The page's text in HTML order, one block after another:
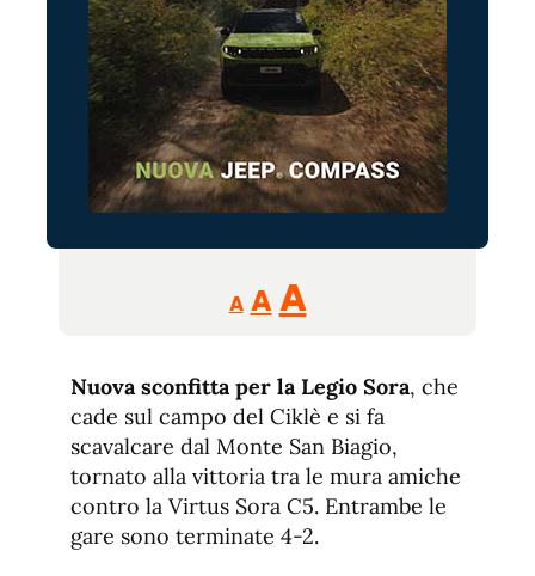
A
Reducir
tamaño
A Restablecer
tamaño
de
fuente
AAumentar
de
fuente.
Nuova sconfitta per la Legio Sora, che
cade sul campo del Ciklè e si fa
scavalcare dal Monte San Biagio,
tornato alla vittoria tra le mura amiche
contro la Virtus Sora C5. Entrambe le
gare sono terminate 4-2.